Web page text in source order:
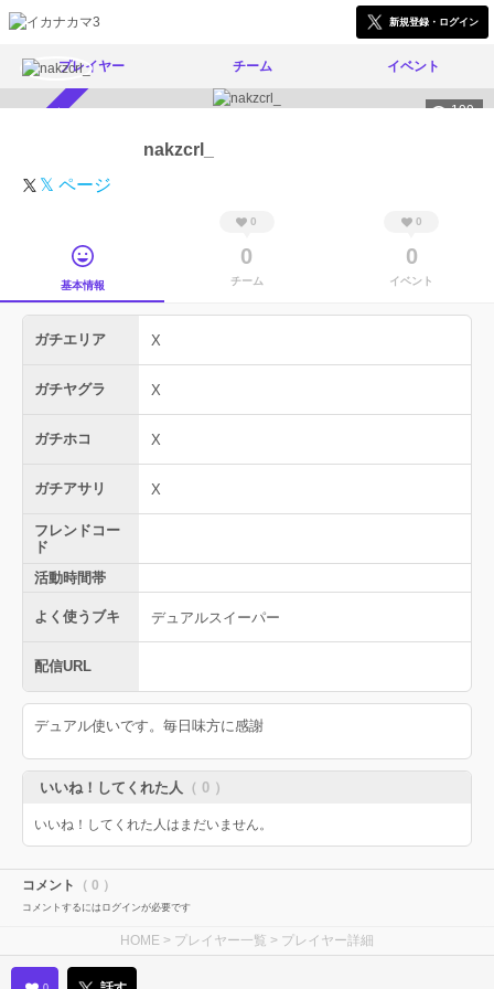
新規登録・ログイン
プレイヤー チーム イベント
199
nakzcrl_
𝕏 ページ
基本情報
0
0
チーム
0
0
イベント
ガチエリア X
ガチヤグラ X
ガチホコ X
ガチアサリ X
フレンドコー
ド
活動時間帯
よく使うブキ デュアルスイーパー
配信URL
デュアル使いです。毎日味方に感謝
いいね！してくれた人 （ 0 ）
いいね！してくれた人はまだいません。
コメント （ 0 ）
コメントするにはログインが必要です
HOME > プレイヤー一覧 > プレイヤー詳細